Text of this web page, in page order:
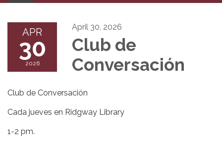
navigation
APR
30
2026
April 30, 2026
Club de
Conversación
Club de Conversación
Cada jueves en Ridgway Library
1-2 pm.